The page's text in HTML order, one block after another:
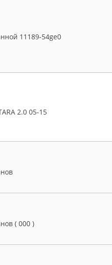
11189-54ge0
2.0 05-15
( 000 )